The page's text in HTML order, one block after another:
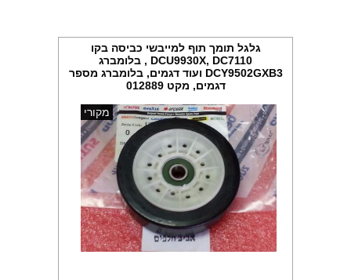
גלגל תומך תוף למייבשי כביסה בקו
DCU9930X, DC7110 , בלומברג
DCY9502GXB3 ועוד דגמים, בלומברג מספר
דגמים, מקט 012889
מקורי